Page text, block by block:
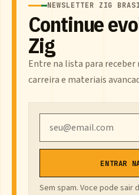
NEWSLETTER ZIG
Continue
Zig
Entre na lista para
carreira e materiais
ENTRAR
Sem spam. Voce pode sair